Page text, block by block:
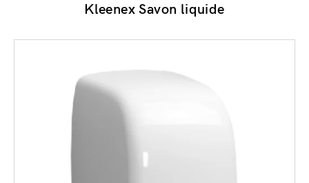
Kleenex Savon liquide